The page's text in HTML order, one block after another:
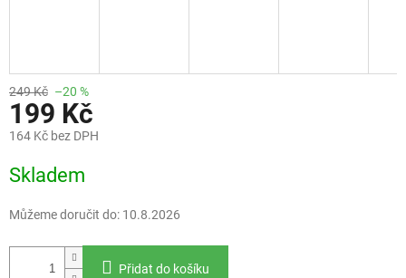
249 Kč –20 %
199 Kč
164 Kč bez DPH
cena:
Skladem
Můžeme doručit do: 10.8.2026
Přidat do košíku